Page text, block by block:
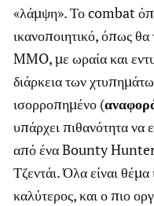
«λάμψη». Το combat
ικανοποιητικό, όπως
MMO, με ωραία και
διάρκεια των
ισορροπημένο (
υπάρχει πιθανότητα να
από ένα Bounty Hunter,
Τζεντάι. Όλα είναι
καλύτερος, και ο πιο